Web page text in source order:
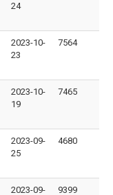
24
2023-10-
23
7564
2023-10-
19
7465
2023-09-
25
4680
2023-09-
9399